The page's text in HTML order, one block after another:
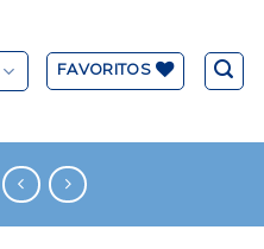
FAVORITOS